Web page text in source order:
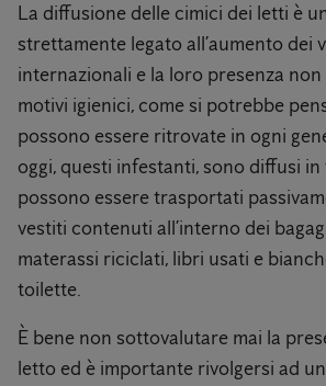
La diffusione delle cimici dei letti è
strettamente legato all’aumento dei
internazionali e la loro presenza
motivi igienici, come si potrebbe
possono essere ritrovate in ogni
oggi, questi infestanti, sono diffusi
possono essere trasportati
vestiti contenuti all’interno dei
materassi riciclati, libri usati e
toilette.
È bene non sottovalutare mai la
letto ed è importante rivolgersi ad